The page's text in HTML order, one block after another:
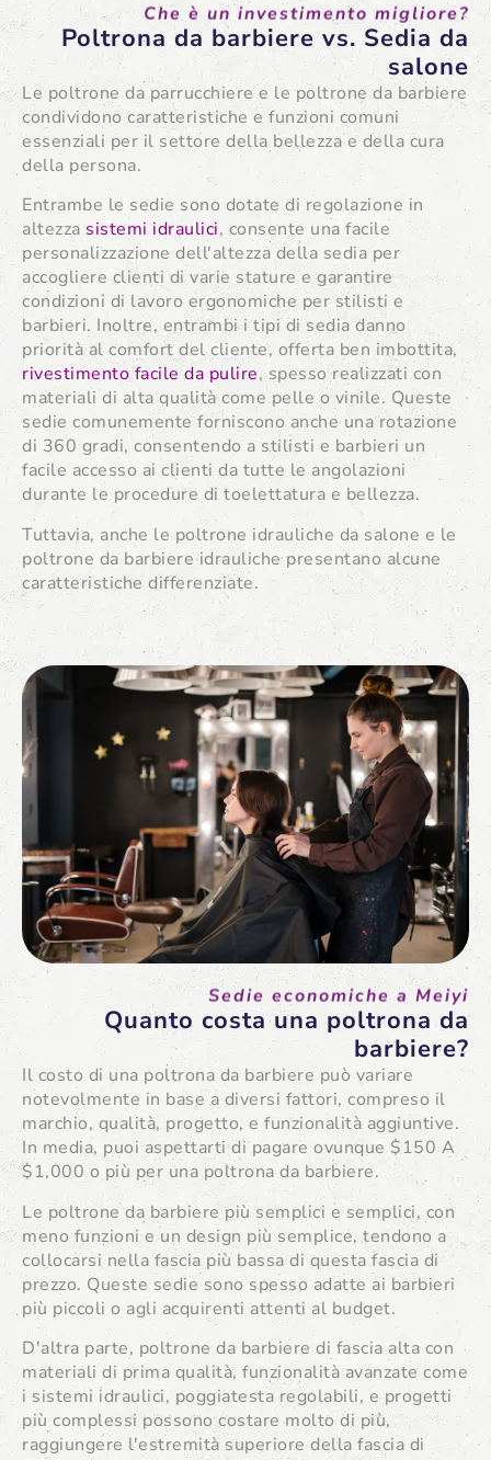
Che è un investimento migliore?
Poltrona da barbiere vs. Sedia da
salone
Le poltrone da parrucchiere e le poltrone da barbiere
condividono caratteristiche e funzioni comuni
essenziali per il settore della bellezza e della cura
della persona.
Entrambe le sedie sono dotate di regolazione in
altezza sistemi idraulici, consente una facile
personalizzazione dell'altezza della sedia per
accogliere clienti di varie stature e garantire
condizioni di lavoro ergonomiche per stilisti e
barbieri. Inoltre, entrambi i tipi di sedia danno
priorità al comfort del cliente, offerta ben imbottita,
rivestimento facile da pulire, spesso realizzati con
materiali di alta qualità come pelle o vinile. Queste
sedie comunemente forniscono anche una rotazione
di 360 gradi, consentendo a stilisti e barbieri un
facile accesso ai clienti da tutte le angolazioni
durante le procedure di toelettatura e bellezza.
Tuttavia, anche le poltrone idrauliche da salone e le
poltrone da barbiere idrauliche presentano alcune
caratteristiche differenziate.
Sedie economiche a Meiyi
Quanto costa una poltrona da
barbiere?
Il costo di una poltrona da barbiere può variare
notevolmente in base a diversi fattori, compreso il
marchio, qualità, progetto, e funzionalità aggiuntive.
In media, puoi aspettarti di pagare ovunque $150 A
$1,000 o più per una poltrona da barbiere.
Le poltrone da barbiere più semplici e semplici, con
meno funzioni e un design più semplice, tendono a
collocarsi nella fascia più bassa di questa fascia di
prezzo. Queste sedie sono spesso adatte ai barbieri
più piccoli o agli acquirenti attenti al budget.
D'altra parte, poltrone da barbiere di fascia alta con
materiali di prima qualità, funzionalità avanzate come
i sistemi idraulici, poggiatesta regolabili, e progetti
più complessi possono costare molto di più,
raggiungere l'estremità superiore della fascia di